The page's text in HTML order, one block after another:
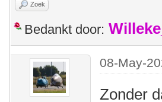
Zoek
Bedankt door:
08-May-
Zonder